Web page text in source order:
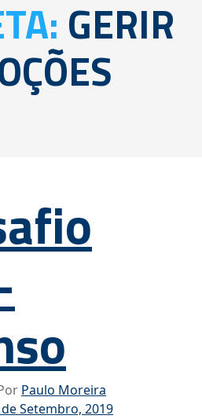
GERIR
Paulo Moreira
Setembro, 2019